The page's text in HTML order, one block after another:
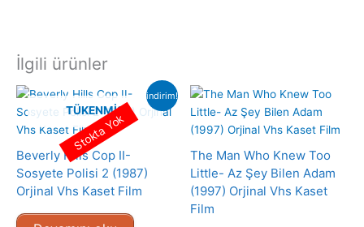
İlgili ürünler
indirim!
TÜKENMIŞ
Beverly Hills Cop II-
Sosyete Polisi 2 (1987)
Orjinal Vhs Kaset Film
Stokta Yok
The Man Who Knew Too
Little- Az Şey Bilen Adam
(1997) Orjinal Vhs Kaset
Film